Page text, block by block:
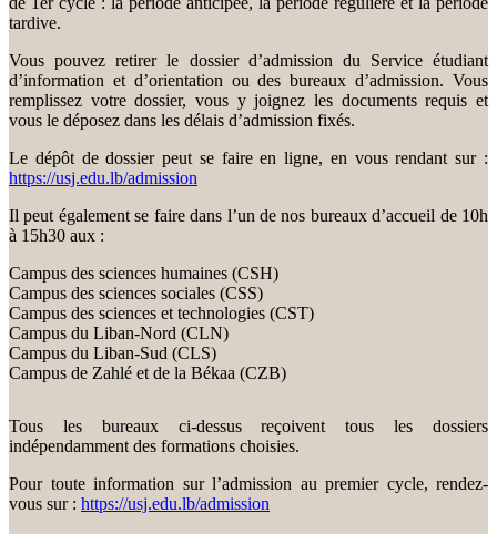
tardive.
Vous pouvez retirer le dossier d’admission du Service étudiant
d’information et d’orientation ou des bureaux d’admission. Vous
remplissez votre dossier, vous y joignez les documents requis et
vous le déposez dans les délais d’admission fixés.
Le dépôt de dossier peut se faire en ligne, en vous rendant sur :
https://usj.edu.lb/admission
Il peut également se faire dans l’un de nos bureaux d’accueil de 10h
à 15h30 aux :
Campus des sciences humaines (CSH)
Campus des sciences sociales (CSS)
Campus des sciences et technologies (CST)
Campus du Liban-Nord (CLN)
Campus du Liban-Sud (CLS)
Campus de Zahlé et de la Békaa (CZB)
Tous les bureaux ci-dessus reçoivent tous les dossiers
indépendamment des formations choisies.
Pour toute information sur l’admission au premier cycle, rendez-
vous sur : https://usj.edu.lb/admission